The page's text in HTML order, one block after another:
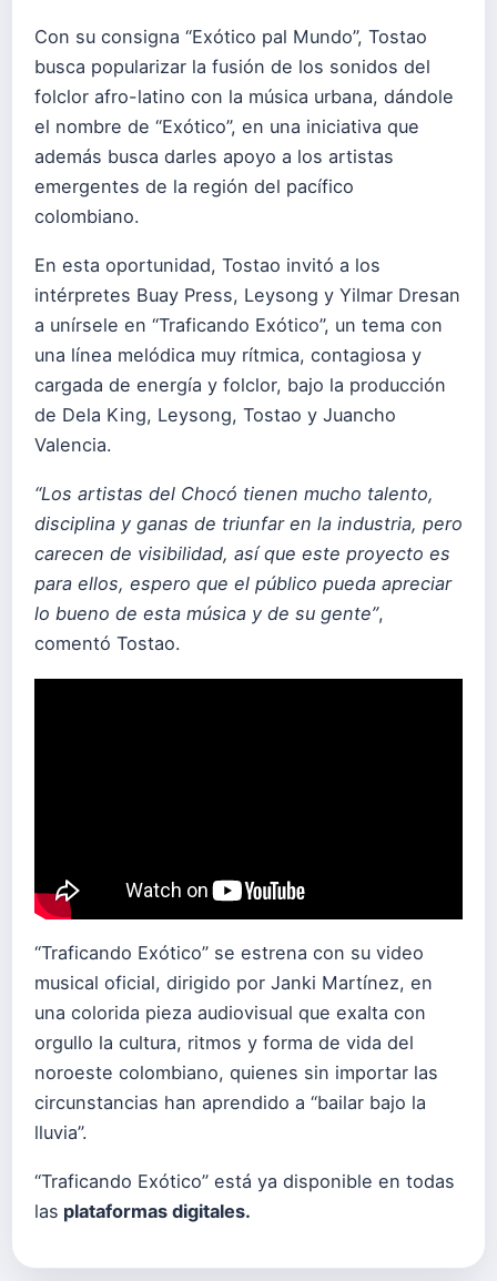
Con su consigna “Exótico pal Mundo”, Tostao
busca popularizar la fusión de los sonidos del
folclor afro-latino con la música urbana, dándole
el nombre de “Exótico”, en una iniciativa que
además busca darles apoyo a los artistas
emergentes de la región del pacífico
colombiano.
En esta oportunidad, Tostao invitó a los
intérpretes Buay Press, Leysong y Yilmar Dresan
a unírsele en “Traficando Exótico”, un tema con
una línea melódica muy rítmica, contagiosa y
cargada de energía y folclor, bajo la producción
de Dela King, Leysong, Tostao y Juancho
Valencia.
“Los artistas del Chocó tienen mucho talento,
disciplina y ganas de triunfar en la industria, pero
carecen de visibilidad, así que este proyecto es
para ellos, espero que el público pueda apreciar
lo bueno de esta música y de su gente”,
comentó Tostao.
“Traficando Exótico” se estrena con su video
musical oficial, dirigido por Janki Martínez, en
una colorida pieza audiovisual que exalta con
orgullo la cultura, ritmos y forma de vida del
noroeste colombiano, quienes sin importar las
circunstancias han aprendido a “bailar bajo la
lluvia”.
“Traficando Exótico” está ya disponible en todas
las plataformas digitales.